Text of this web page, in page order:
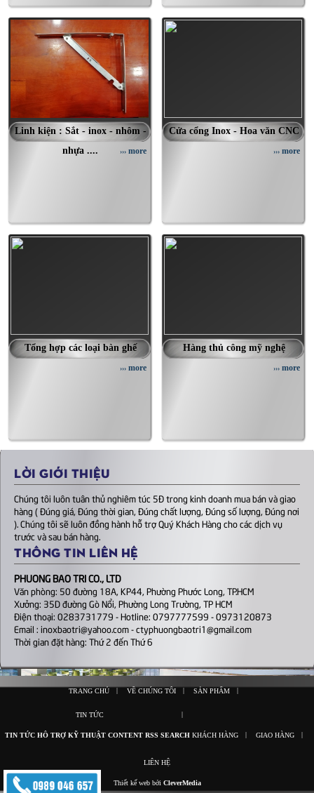
Linh kiện : Sắt - inox - nhôm -
nhựa ....
››› more
Cửa cổng Inox - Hoa văn CNC
››› more
Tổng hợp các loại bàn ghế
››› more
Hàng thủ công mỹ nghệ
››› more
LỜI GIỚI THIỆU
Chúng tôi luôn tuân thủ nghiêm túc 5Đ trong kinh doanh mua bán và giao
hàng ( Đúng giá, Đúng thời gian, Đúng chất lượng, Đúng số lượng, Đúng nơi
). Chúng tôi sẽ luôn đồng hành hỗ trợ Quý Khách Hàng cho các dịch vụ
trước và sau bán hàng.
THÔNG TIN LIÊN HỆ
PHUONG BAO TRI CO., LTD
Văn phòng: 50 đường 18A, KP44, Phường Phước Long, TP.HCM
Xưởng: 35D đường Gò Nổi, Phường Long Trường, TP HCM
Điện thoại: 0283731779 - Hotline: 0797777599 - 0973120873
Email : inoxbaotri@yahoo.com - ctyphuongbaotri1@gmail.com
Thời gian đặt hàng: Thứ 2 đến Thứ 6
TRANG CHỦ | VỀ CHÚNG TÔI | SẢN PHẨM |
TIN TỨC |
TIN TỨC HỖ TRỢ KỸ THUẬT CONTENT RSS SEARCH KHÁCH HÀNG | GIAO HÀNG |
LIÊN HỆ
Thiết kế web bởi CleverMedia